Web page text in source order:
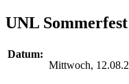
UNL Sommerfest
Datum:
Mittwoch,